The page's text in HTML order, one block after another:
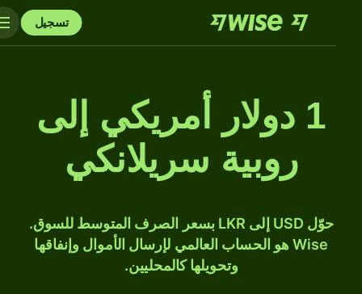
تسجيل
1 دولار أمريكي إلى
روبية سريلانكي
حوّل USD إلى LKR بسعر الصرف المتوسط للسوق.
Wise هو الحساب العالمي لإرسال الأموال وإنفاقها
وتحويلها كالمحليين.